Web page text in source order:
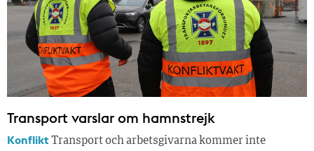
Transport varslar om hamnstrejk
KonfliktTransport och arbetsgivarna kommer inte